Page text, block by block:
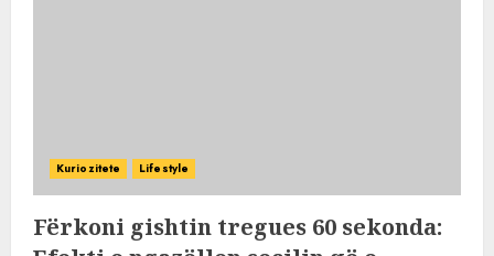
Kuriozitete Lifestyle
Fërkoni gishtin tregues 60 sekonda: